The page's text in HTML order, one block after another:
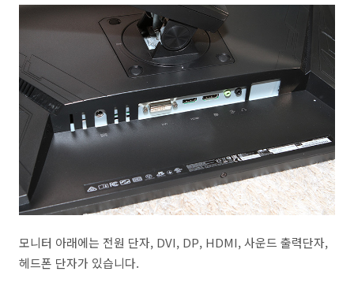
모니터 아래에는 전원 단자, DVI, DP, HDMI, 사운드 출력단자,
헤드폰 단자가 있습니다.